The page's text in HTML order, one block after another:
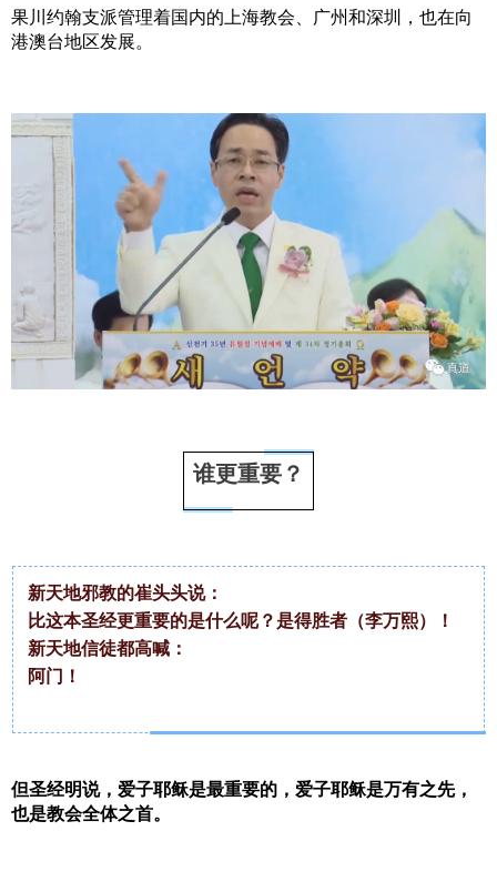
果川约翰支派管理着国内的上海教会、广州和深圳，也在向
港澳台地区发展。
谁更重要？
新天地邪教的崔头头说：
比这本圣经更重要的是什么呢？是得胜者（李万熙）！
新天地信徒都高喊：
阿门！
但圣经明说，爱子耶稣是最重要的，爱子耶稣是万有之先，
也是教会全体之首。